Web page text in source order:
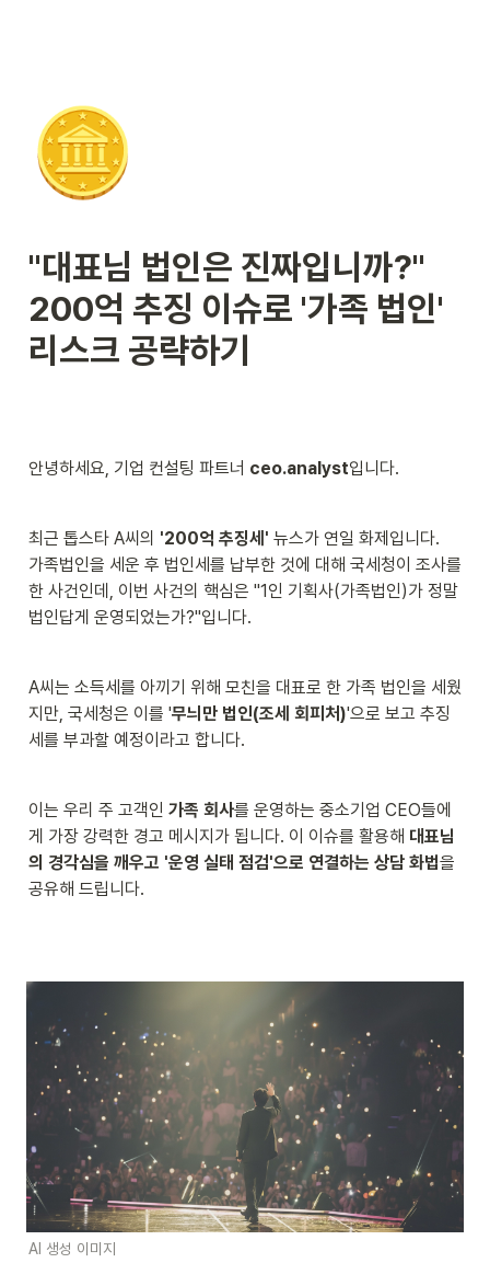
🪙
"대표님 법인은 진짜입니까?"
200억 추징 이슈로 '가족 법인'
리스크 공략하기
안녕하세요, 기업 컨설팅 파트너 ceo.analyst입니다.
최근 톱스타 A씨의 '200억 추징세' 뉴스가 연일 화제입니다.
가족법인을 세운 후 법인세를 납부한 것에 대해 국세청이 조사를
한 사건인데, 이번 사건의 핵심은 "1인 기획사(가족법인)가 정말
법인답게 운영되었는가?"입니다.
A씨는 소득세를 아끼기 위해 모친을 대표로 한 가족 법인을 세웠
지만, 국세청은 이를 '무늬만 법인(조세 회피처)'으로 보고 추징
세를 부과할 예정이라고 합니다.
이는 우리 주 고객인 가족 회사를 운영하는 중소기업 CEO들에
게 가장 강력한 경고 메시지가 됩니다. 이 이슈를 활용해 대표님
의 경각심을 깨우고 '운영 실태 점검'으로 연결하는 상담 화법을
공유해 드립니다.
AI 생성 이미지